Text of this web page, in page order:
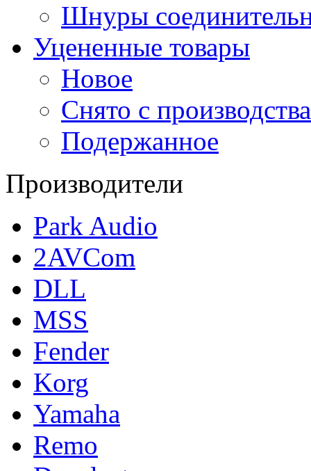
Шнуры
Уцененные товары
Новое
Снято с производства
Подержанное
Производители
Park Audio
2AVCom
DLL
MSS
Fender
Korg
Yamaha
Remo